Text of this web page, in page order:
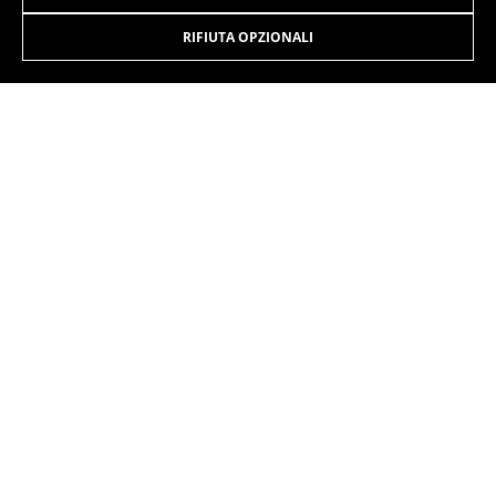
RIFIUTA OPZIONALI